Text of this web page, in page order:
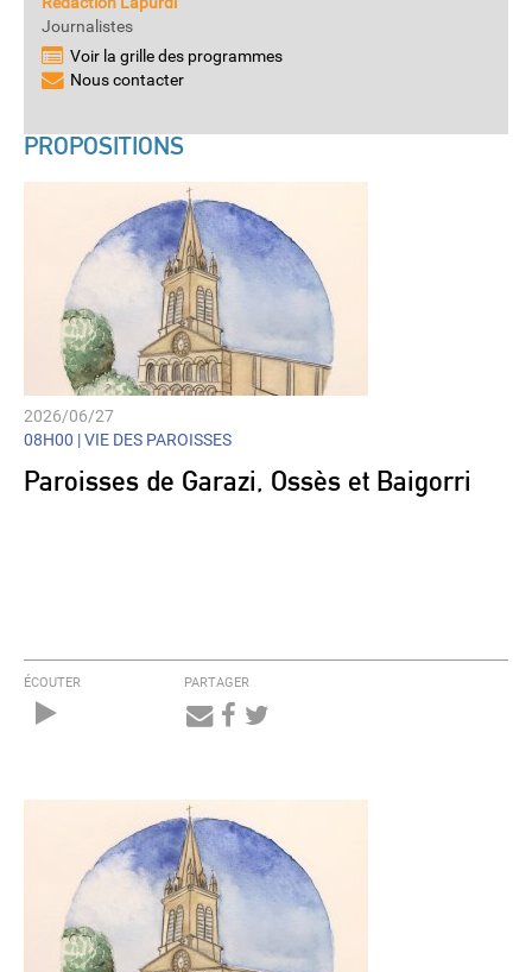
Journalistes
Voir la grille des programmes
Nous contacter
PROPOSITIONS
2026/06/27
08H00 |VIE DES PAROISSES
Paroisses de Garazi, Ossès et Baigorri
ÉCOUTER PARTAGER